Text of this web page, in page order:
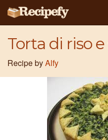
Torta di riso
Recipe byAlfy